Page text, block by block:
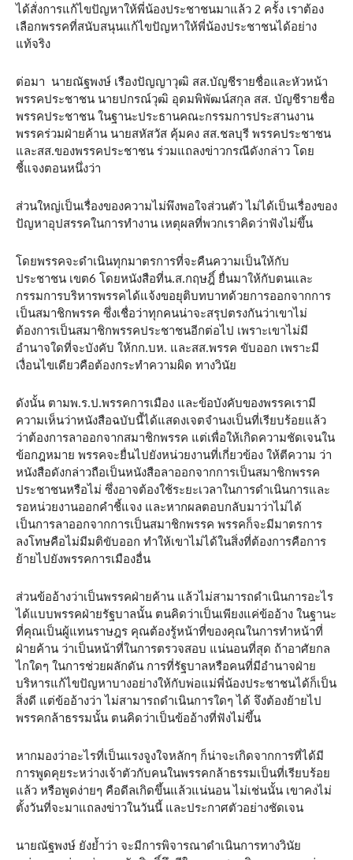
ได้สั่งการแก้ไขปัญหาให้พี่น้องประชาชนมาแล้ว 2 ครั้ง เราต้อง
เลือกพรรคที่สนับสนุนแก้ไขปัญหาให้พี่น้องประชาชนได้อย่าง
แท้จริง
ต่อมา นายณัฐพงษ์ เรืองปัญญาวุฒิ สส.บัญชีรายชื่อและหัวหน้า
พรรคประชาชน นายปกรณ์วุฒิ อุดมพิพัฒน์สกุล สส. บัญชีรายชื่อ
พรรคประชาชน ในฐานะประธานคณะกรรมการประสานงาน
พรรคร่วมฝ่ายค้าน นายสหัสวัส คุ้มคง สส.ชลบุรี พรรคประชาชน
และสส.ของพรรคประชาชน ร่วมแถลงข่าวกรณีดังกล่าว โดย
ชี้แจงตอนหนึ่งว่า
ส่วนใหญ่เป็นเรื่องของความไม่พึงพอใจส่วนตัว ไม่ได้เป็นเรื่องของ
ปัญหาอุปสรรคในการทำงาน เหตุผลที่พวกเราคิดว่าฟังไม่ขึ้น
โดยพรรคจะดำเนินทุกมาตรการที่จะคืนความเป็นให้กับ
ประชาชน เขต6 โดยหนังสือที่น.ส.กฤษฎิ์ ยื่นมาให้กับตนและ
กรรมการบริหารพรรคได้แจ้งขอยุติบทบาทด้วยการออกจากการ
เป็นสมาชิกพรรค ซึ่งเชื่อว่าทุกคนน่าจะสรุปตรงกันว่าเขาไม่
ต้องการเป็นสมาชิกพรรคประชาชนอีกต่อไป เพราะเขาไม่มี
อำนาจใดที่จะบังคับ ให้กก.บห. และสส.พรรค ขับออก เพราะมี
เงื่อนไขเดียวคือต้องกระทำความผิด ทางวินัย
ดังนั้น ตามพ.ร.ป.พรรคการเมือง และข้อบังคับของพรรคเรามี
ความเห็นว่าหนังสือฉบับนี้ได้แสดงเจตจำนงเป็นที่เรียบร้อยแล้ว
ว่าต้องการลาออกจากสมาชิกพรรค แต่เพื่อให้เกิดความชัดเจนใน
ข้อกฎหมาย พรรคจะยื่นไปยังหน่วยงานที่เกี่ยวข้อง ให้ตีความ ว่า
หนังสือดังกล่าวถือเป็นหนังสือลาออกจากการเป็นสมาชิกพรรค
ประชาชนหรือไม่ ซึ่งอาจต้องใช้ระยะเวลาในการดำเนินการและ
รอหน่วยงานออกคำชี้แจง และหากผลตอบกลับมาว่าไม่ได้
เป็นการลาออกจากการเป็นสมาชิกพรรค พรรคก็จะมีมาตรการ
ลงโทษคือไม่มีมติขับออก ทำให้เขาไม่ได้ในสิ่งที่ต้องการคือการ
ย้ายไปยังพรรคการเมืองอื่น
ส่วนข้ออ้างว่าเป็นพรรคฝ่ายค้าน แล้วไม่สามารถดำเนินการอะไร
ได้แบบพรรคฝ่ายรัฐบาลนั้น ตนคิดว่าเป็นเพียงแค่ข้ออ้าง ในฐานะ
ที่คุณเป็นผู้แทนราษฎร คุณต้องรู้หน้าที่ของคุณในการทำหน้าที่
ฝ่ายค้าน ว่าเป็นหน้าที่ในการตรวจสอบ แน่นอนที่สุด ถ้าอาศัยกล
ไกใดๆ ในการช่วยผลักดัน การที่รัฐบาลหรือคนที่มีอำนาจฝ่าย
บริหารแก้ไขปัญหาบางอย่างให้กับพ่อแม่พี่น้องประชาชนได้ก็เป็น
สิ่งดี แต่ข้ออ้างว่า ไม่สามารถดำเนินการใดๆ ได้ จึงต้องย้ายไป
พรรคกล้าธรรมนั้น ตนคิดว่าเป็นข้ออ้างที่ฟังไม่ขึ้น
หากมองว่าอะไรที่เป็นแรงจูงใจหลักๆ ก็น่าจะเกิดจากการที่ได้มี
การพูดคุยระหว่างเจ้าตัวกับคนในพรรคกล้าธรรมเป็นที่เรียบร้อย
แล้ว หรือพูดง่ายๆ คือดีลเกิดขึ้นแล้วแน่นอน ไม่เช่นนั้น เขาคงไม่
ตั้งวันที่จะมาแถลงข่าวในวันนี้ และประกาศตัวอย่างชัดเจน
นายณัฐพงษ์ ยังย้ำว่า จะมีการพิจารณาดำเนินการทางวินัย